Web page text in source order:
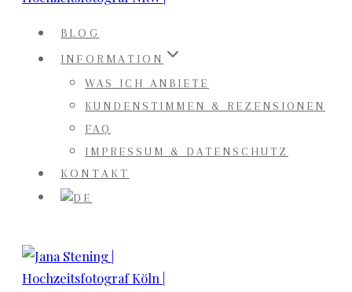
BLOG
INFORMATION
WAS ICH ANBIETE
KUNDENSTIMMEN & REZENSIONEN
FAQ
IMPRESSUM & DATENSCHUTZ
KONTAKT